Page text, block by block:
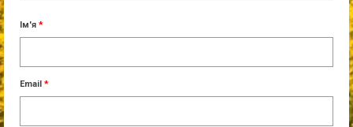
Ім'я *
Email *